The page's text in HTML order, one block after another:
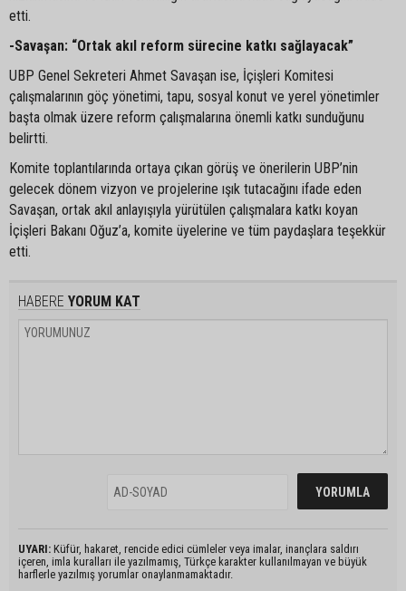
etti.
-Savaşan: “Ortak akıl reform sürecine katkı sağlayacak”
UBP Genel Sekreteri Ahmet Savaşan ise, İçişleri Komitesi
çalışmalarının göç yönetimi, tapu, sosyal konut ve yerel yönetimler
başta olmak üzere reform çalışmalarına önemli katkı sunduğunu
belirtti.
Komite toplantılarında ortaya çıkan görüş ve önerilerin UBP’nin
gelecek dönem vizyon ve projelerine ışık tutacağını ifade eden
Savaşan, ortak akıl anlayışıyla yürütülen çalışmalara katkı koyan
İçişleri Bakanı Oğuz’a, komite üyelerine ve tüm paydaşlara teşekkür
etti.
HABERE YORUM KAT
UYARI: Küfür, hakaret, rencide edici cümleler veya imalar, inançlara saldırı
içeren, imla kuralları ile yazılmamış, Türkçe karakter kullanılmayan ve büyük
harflerle yazılmış yorumlar onaylanmamaktadır.